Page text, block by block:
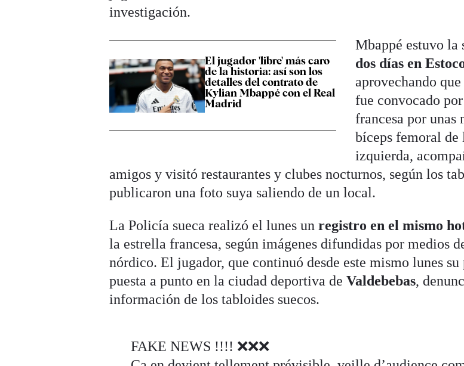
investigación.
El jugador 'libre' más caro
de la historia: así son los
detalles del contrato de
Kylian Mbappé con el Real
Madrid
Mbappé estuvo la
dos días en
aprovechando
fue convocado
francesa por unas
bíceps femoral de
izquierda,
amigos y visitó restaurantes y clubes nocturnos, según los
publicaron una foto suya saliendo de un local.
La Policía sueca realizó el lunes un registro en el mismo
la estrella francesa, según imágenes difundidas por medios
nórdico. El jugador, que continuó desde este mismo lunes
puesta a punto en la ciudad deportiva deValdebebas,
información de los tabloides suecos.
FAKE NEWS !!!! ❌❌❌